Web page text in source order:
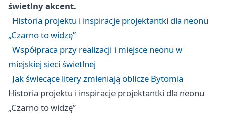
świetlny akcent.
Historia projektu i inspiracje projektantki dla neonu
„Czarno to widzę”
Współpraca przy realizacji i miejsce neonu w
miejskiej sieci świetlnej
Jak świecące litery zmieniają oblicze Bytomia
Historia projektu i inspiracje projektantki dla neonu
„Czarno to widzę”